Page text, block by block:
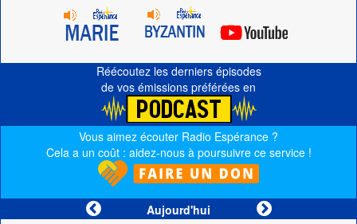
Réécoutez les derniers épisodes
de vos émissions préférées en
Vous aimez écouter Radio Espérance ?
Cela a un coût : aidez-nous à poursuivre ce service !
Aujourd'hui